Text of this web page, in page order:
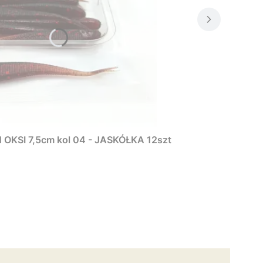
OKSI 7,5cm kol 04 - JASKÓŁKA 12szt